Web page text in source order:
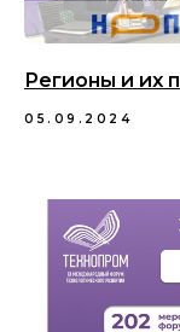
Регионы и их
05.09.2024